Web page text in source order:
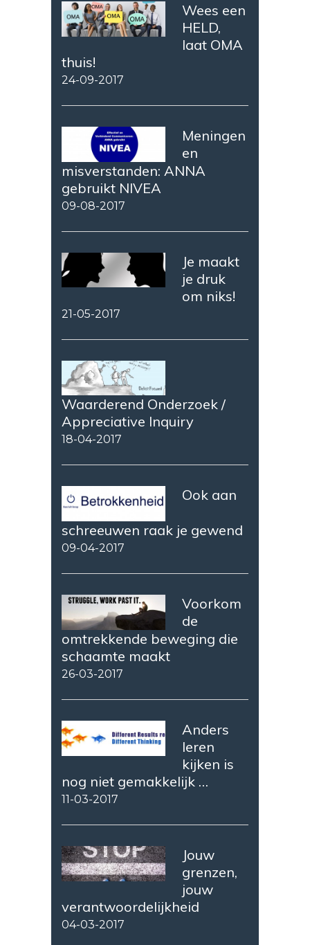
Wees een
HELD,
laat OMA
thuis!
24-09-2017
Meningen
en
misverstanden: ANNA
gebruikt NIVEA
09-08-2017
Je maakt
je druk
om niks!
21-05-2017
Waarderend Onderzoek /
Appreciative Inquiry
18-04-2017
Ook aan
schreeuwen raak je gewend
09-04-2017
Voorkom
de
omtrekkende beweging die
schaamte maakt
26-03-2017
Anders
leren
kijken is
nog niet gemakkelijk …
11-03-2017
Jouw
grenzen,
jouw
verantwoordelijkheid
04-03-2017